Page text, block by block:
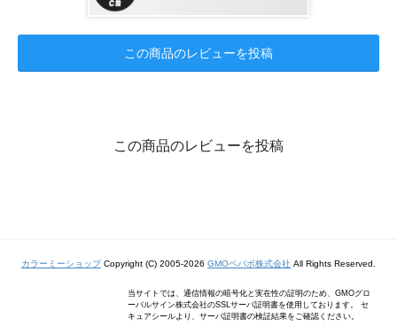
この商品のレビューを投稿
この商品のレビューを投稿
カラーミーショップCopyright (C) 2005-2026 GMOペパボ株式会社 All Rights Reserved.
当サイトでは、通信情報の暗号化と実在性の証明のため、GMOグロ
ーバルサイン株式会社のSSLサーバ証明書を使用しております。 セ
キュアシールより、サーバ証明書の検証結果をご確認ください。